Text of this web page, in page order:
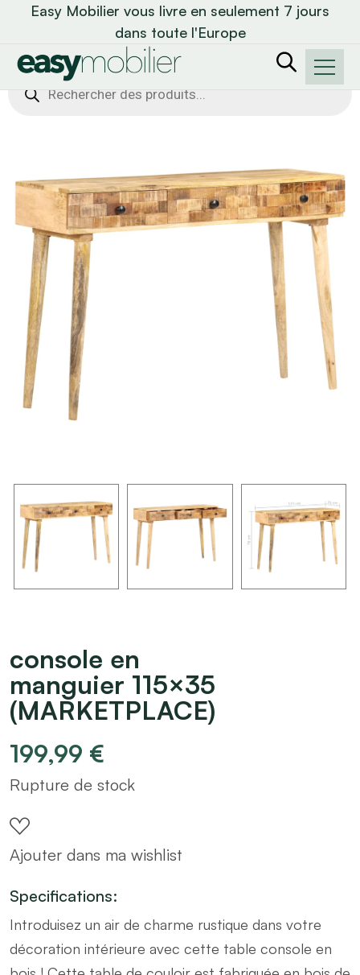
Easy Mobilier vous livre en seulement 7 jours
dans toute l'Europe
Recherche
de
console en
manguier 115×35
(MARKETPLACE)
199,99 €
Rupture de stock
Ajouter dans ma wishlist
Specifications:
Introduisez un air de charme rustique dans votre
décoration intérieure avec cette table console en